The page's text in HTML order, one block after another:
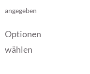
angegeben
Optionen
wählen